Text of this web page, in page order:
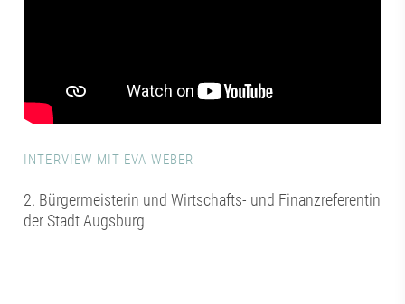
INTERVIEW MIT EVA WEBER
2. Bürgermeisterin und Wirtschafts- und Finanzreferentin
der Stadt Augsburg